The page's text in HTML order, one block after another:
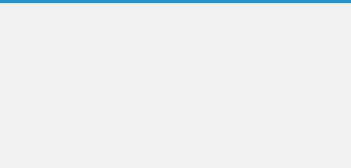
Copyright Sensorem 2026. All Rights Reserved.